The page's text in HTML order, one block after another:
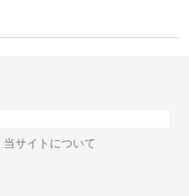
当サイトについて